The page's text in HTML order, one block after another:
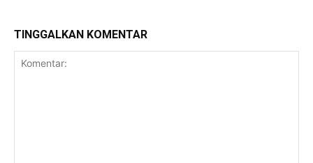
TINGGALKAN KOMENTAR